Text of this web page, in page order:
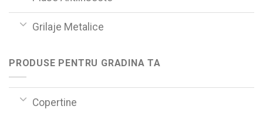
Grilaje Metalice
PRODUSE PENTRU GRADINA TA
Copertine